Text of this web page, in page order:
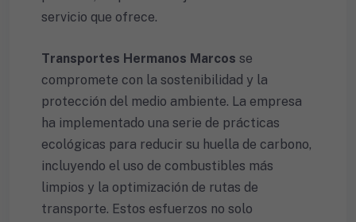
servicio que ofrece.
Transportes Hermanos Marcos se
compromete con la sostenibilidad y la
protección del medio ambiente. La empresa
ha implementado una serie de prácticas
ecológicas para reducir su huella de carbono,
incluyendo el uso de combustibles más
limpios y la optimización de rutas de
transporte. Estos esfuerzos no solo